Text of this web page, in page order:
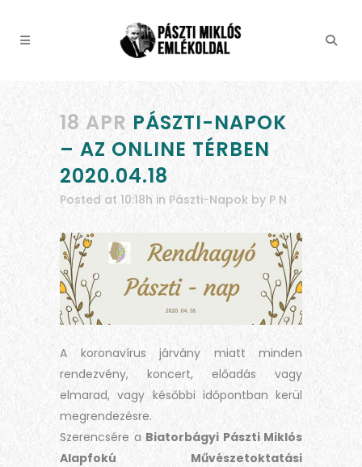
18 APR PÁSZTI-NAPOK
– AZ ONLINE TÉRBEN
2020.04.18
Posted at 10:18h in Pászti-Napok by P N
A koronavírus járvány miatt minden
rendezvény, koncert, előadás vagy
elmarad, vagy későbbi időpontban kerül
megrendezésre.
Szerencsére a Biatorbágyi Pászti Miklós
Alapfokú Művészetoktatási